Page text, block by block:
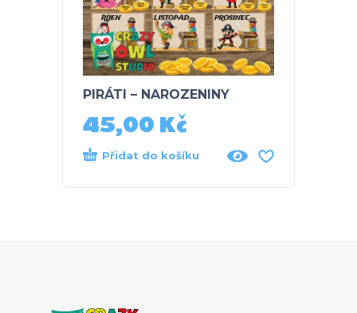
PIRÁTI – NAROZENINY
45,00 Kč
Přidat do košíku